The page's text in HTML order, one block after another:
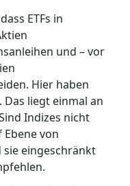
ETFs in
und – vor
Hier haben
liegt einmal an
Indizes nicht
von
sie eingeschränkt